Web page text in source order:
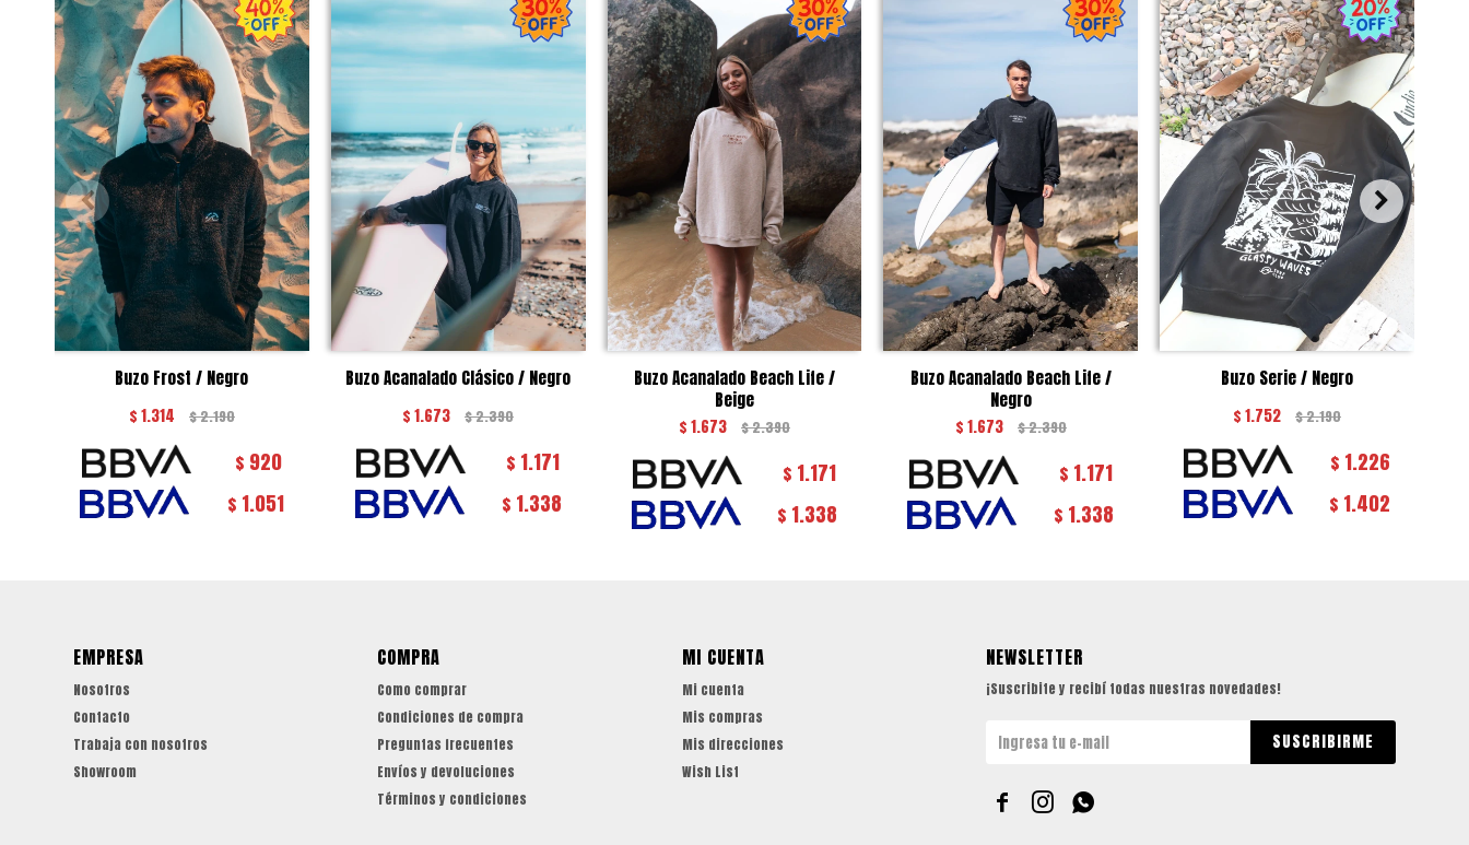
Buzo Frost / Negro
$1.314 $2.190
$ 920
$ 1.051
Buzo Acanalado Clásico / Negro
$1.673 $2.390
$ 1.171
$ 1.338
Buzo Acanalado Beach Life /
Beige
$1.673 $2.390
$ 1.171
$ 1.338
Buzo Acanalado Beach Life /
Negro
$1.673 $2.390
$ 1.171
$ 1.338
Buzo Serie / Negro
$1.752 $2.190
$ 1.226
$ 1.402
EMPRESA
Nosotros
Contacto
Trabaja con nosotros
Showroom
COMPRA
Como comprar
Condiciones de compra
Preguntas frecuentes
Envíos y devoluciones
Términos y condiciones
MI CUENTA
Mi cuenta
Mis compras
Mis direcciones
Wish List
NEWSLETTER
¡Suscribite y recibí todas nuestras novedades!
SUSCRIBIRME
  